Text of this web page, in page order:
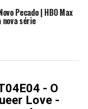
Pecado | HBO Max
série
- O
Love -